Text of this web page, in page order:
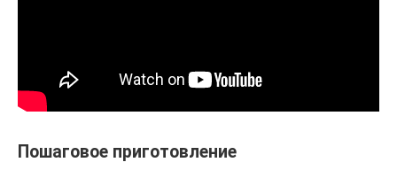
Пошаговое приготовление